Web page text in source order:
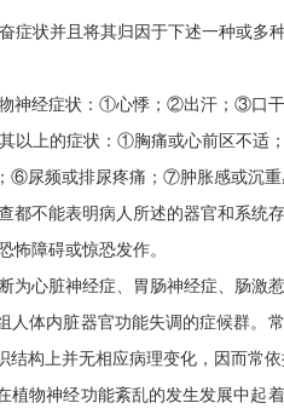
状并且将其归因于下述一种或
经症状：①心悸；②出汗；③口干
上的症状：①胸痛或心前区不适
⑥尿频或排尿疼痛；⑦肿胀感或沉重
不能表明病人所述的器官和系统
障碍或惊恐发作。
心脏神经症、胃肠神经症、肠激
体内脏器官功能失调的症候群。
结构上并无相应病理变化，因而常
物神经功能紊乱的发生发展中起